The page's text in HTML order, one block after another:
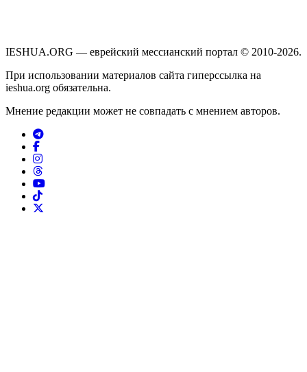
IESHUA.ORG — еврейский мессианский портал © 2010-2026.
При использовании материалов сайта гиперссылка на
ieshua.org обязательна.
Мнение редакции может не совпадать с мнением авторов.